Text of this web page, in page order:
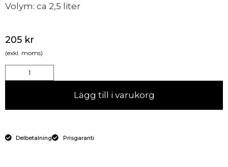
Volym: ca 2,5 liter
205 kr
(exkl. moms)
Lägg till i varukorg
Delbetalning Prisgaranti